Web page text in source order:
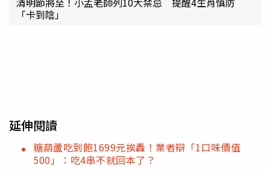
「卡到陰」
延伸閱讀
糖葫蘆吃到飽1699元挨轟！業者辯「1口味價值
500」：吃4串不就回本了？